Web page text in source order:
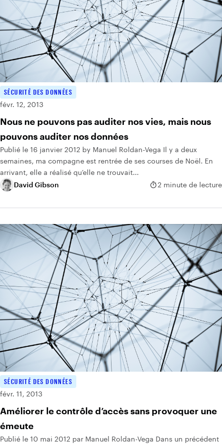
SÉCURITÉ DES DONNÉES
févr. 12, 2013
Nous ne pouvons pas auditer nos vies, mais nous
pouvons auditer nos données
Publié le 16 janvier 2012 by Manuel Roldan-Vega Il y a deux
semaines, ma compagne est rentrée de ses courses de Noël. En
arrivant, elle a réalisé qu’elle ne trouvait...
David Gibson
2 minute de lecture
SÉCURITÉ DES DONNÉES
févr. 11, 2013
Améliorer le contrôle d’accès sans provoquer une
émeute
Publié le 10 mai 2012 par Manuel Roldan-Vega Dans un précédent